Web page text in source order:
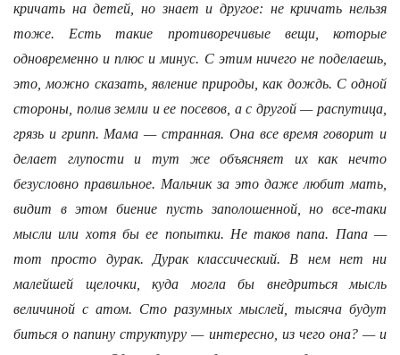
кричать на детей, но знает и другое: не кричать нельзя
тоже. Есть такие противоречивые вещи, которые
одновременно и плюс и минус. С этим ничего не поделаешь,
это, можно сказать, явление природы, как дождь. С одной
стороны, полив земли и ее посевов, а с другой — распутица,
грязь и грипп. Мама — странная. Она все время говорит и
делает глупости и тут же объясняет их как нечто
безусловно правильное. Мальчик за это даже любит мать,
видит в этом биение пусть заполошенной, но все-таки
мысли или хотя бы ее попытки. Не таков папа. Папа —
тот просто дурак. Дурак классический. В нем нет ни
малейшей щелочки, куда могла бы внедриться мысль
величиной с атом. Сто разумных мыслей, тысяча будут
биться о папину структуру — интересно, из чего она? — и